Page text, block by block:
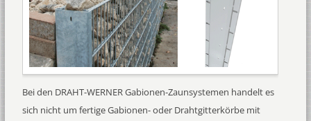
Bei den DRAHT-WERNER Gabionen-Zaunsystemen handelt es
sich nicht um fertige Gabionen- oder Drahtgitterkörbe mit